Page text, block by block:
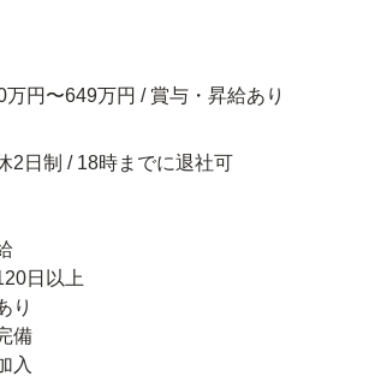
万円〜649万円 / 賞与・昇給あり
2日制 / 18時までに退社可
日以上
り
備
入